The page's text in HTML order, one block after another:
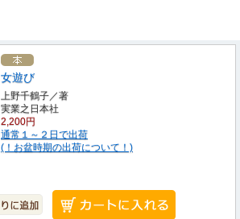
女遊び
上野千鶴子／著
実業之日本社
2,200円
通常１～２日で出荷
(！お盆時期の出荷について！)